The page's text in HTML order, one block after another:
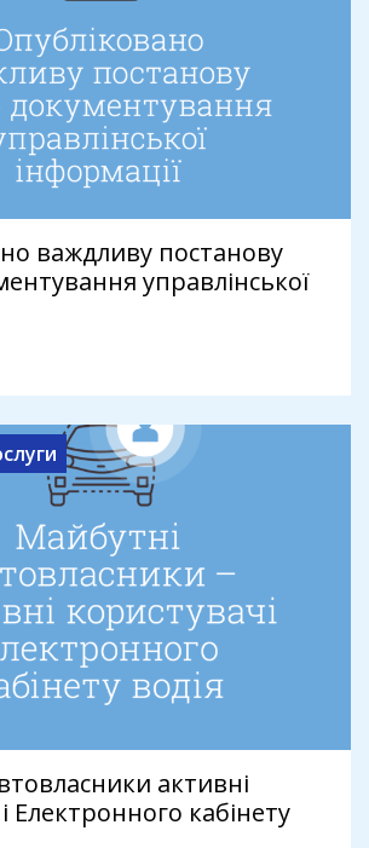
важдливу постанову
управлінської
активні
Електронного кабінету